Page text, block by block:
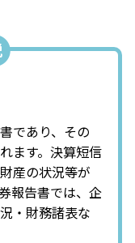
であり、その
ます。決算短信
産の状況等が
報告書では、企
・財務諸表な